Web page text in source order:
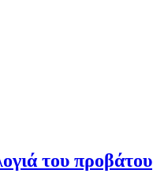
του προβάτου